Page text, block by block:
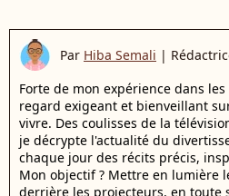
Par Hiba Semali |
Forte de mon expérience dans
regard exigeant et bienveillant
vivre. Des coulisses de la
je décrypte l'actualité du
chaque jour des récits précis,
Mon objectif ? Mettre en lumière
derrière les projecteurs, en toute